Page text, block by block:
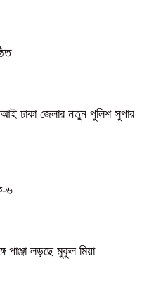
ঢাকা জেলার নতুন পুলিশ সুপার
৬
পাঞ্জা লড়ছে মুকুল মিয়া